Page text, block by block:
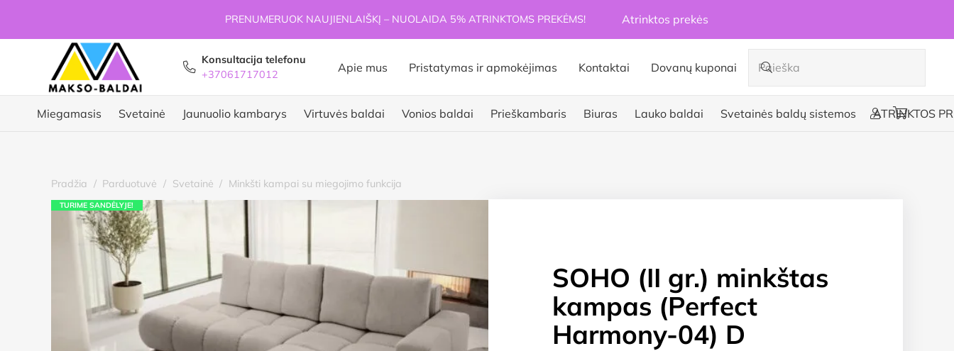
PRENUMERUOK NAUJIENLAIŠKĮ – NUOLAIDA 5% ATRINKTOMS PREKĖMS! Atrinktos prekės
Konsultacija telefonu
+37061717012
Apie mus Pristatymas ir apmokėjimas Kontaktai Dovanų kuponai
Miegamasis Svetainė Jaunuolio kambarys Virtuvės baldai Vonios baldai Prieškambaris Biuras Lauko baldai Svetainės baldų sistemos ATRINKTOS
Pradžia / Parduotuvė / Svetainė / Minkšti kampai su miegojimo funkcija
TURIME SANDĖLYJE!
SOHO (II gr.) minkštas
kampas (Perfect
Harmony-04) D